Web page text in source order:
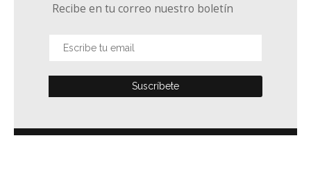
Recibe en tu correo nuestro boletín